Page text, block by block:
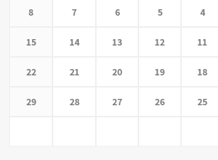
4
5
6
7
8
11
12
13
14
15
18
19
20
21
22
25
26
27
28
29